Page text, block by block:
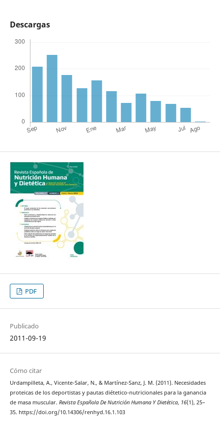
Descargas
PDF
Publicado
2011-09-19
Cómo citar
Urdampilleta, A., Vicente-Salar, N., & Martínez-Sanz, J. M. (2011). Necesidades
proteicas de los deportistas y pautas diétetico-nutricionales para la ganancia
de masa muscular. Revista Española De Nutrición Humana Y Dietética, 16(1), 25–
35. https://doi.org/10.14306/renhyd.16.1.103